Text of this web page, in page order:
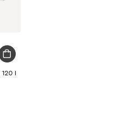
Рогожка Графитовый